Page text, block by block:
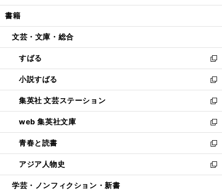
開
ウ
開
ン
ウ
開
く
ウ
ン
ウ
で
開
く
し
ウ
ン
ド
ウ
で
開
く
書籍
文芸・文庫・総合
すばる
新
し
い
ウ
ィ
ン
ド
ウ
で
開
く
小説すばる
新
し
い
ウ
ィ
ン
ド
ウ
で
開
集英社 文芸ステーション
新
し
い
ウ
ィ
ン
ド
ウ
web 集英社文庫
新
し
い
ウ
ィ
ン
青春と読書
新
し
い
ウ
アジア人物史
新
し
学芸・ノンフィクション・新書